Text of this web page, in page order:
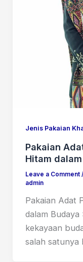
Jenis Pakaian
Pakaian
Hitam
Leave a Comment /
admin
Pakaian Adat
dalam Budaya
kekayaan
salah satunya